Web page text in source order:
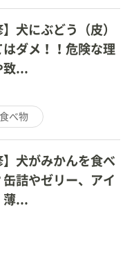
】犬にぶどう（皮）
ダメ！！危険な理
致...
べ物
】犬がみかんを食べ
詰やゼリー、アイ
薄...